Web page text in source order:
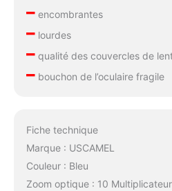
–encombrantes
–lourdes
–qualité des couvercles de
–bouchon de l’oculaire fragile
Fiche technique
Marque : USCAMEL
Couleur : Bleu
Zoom optique : 10